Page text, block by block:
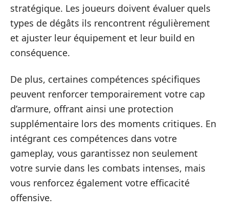
stratégique. Les joueurs doivent évaluer quels
types de dégâts ils rencontrent régulièrement
et ajuster leur équipement et leur build en
conséquence.
De plus, certaines compétences spécifiques
peuvent renforcer temporairement votre cap
d’armure, offrant ainsi une protection
supplémentaire lors des moments critiques. En
intégrant ces compétences dans votre
gameplay, vous garantissez non seulement
votre survie dans les combats intenses, mais
vous renforcez également votre efficacité
offensive.